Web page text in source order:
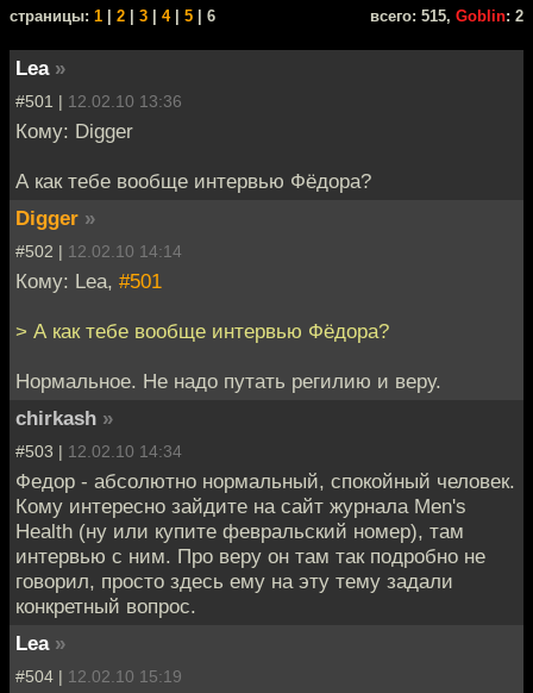
cтраницы: 1 2 3 4| 5 | 6 всего: 515, Goblin: 2
Lea »
#501 | 12.02.10 13:36
Кому: Digger
А как тебе вообще интервью Фёдора?
Digger »
#502 | 12.02.10 14:14
Кому: Lea, #501
> А как тебе вообще интервью Фёдора?
Нормальное. Не надо путать регилию и веру.
chirkash »
#503 | 12.02.10 14:34
Федор - абсолютно нормальный, спокойный человек.
Кому интересно зайдите на сайт журнала Men's
Health (ну или купите февральский номер), там
интервью с ним. Про веру он там так подробно не
говорил, просто здесь ему на эту тему задали
конкретный вопрос.
Lea »
#504 | 12.02.10 15:19